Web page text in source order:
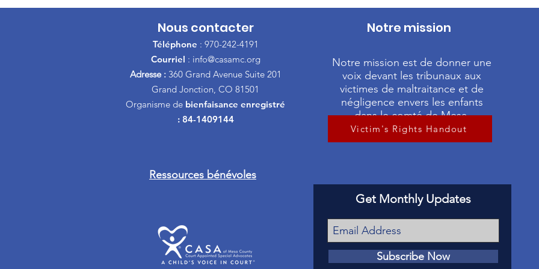
Nous contacter
Téléphone : 970-242-4191
Courriel : info@casamc.org
Adresse :360 Grand Avenue Suite 201
Grand Jonction, CO 81501
Organisme de bienfaisance enregistré
: 84-1409144
Ressources bénévoles
Notre mission
Notre mission est de donner une
voix devant les tribunaux aux
victimes de maltraitance et de
négligence envers les enfants
dans le comté de Mesa.
Victim's Rights Handout
Get Monthly Updates
Subscribe Now